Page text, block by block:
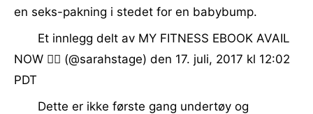
en seks-pakning i stedet for en babybump.
Et innlegg delt av MY FITNESS EBOOK AVAIL
NOW 👇🏼 (@sarahstage) den 17. juli, 2017 kl 12:02
PDT
Dette er ikke første gang undertøy og